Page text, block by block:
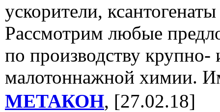
ускорители,
Рассмотрим любые
по производству крупно-
малотоннажной химии.
МЕТАКОН, [27.02.18]